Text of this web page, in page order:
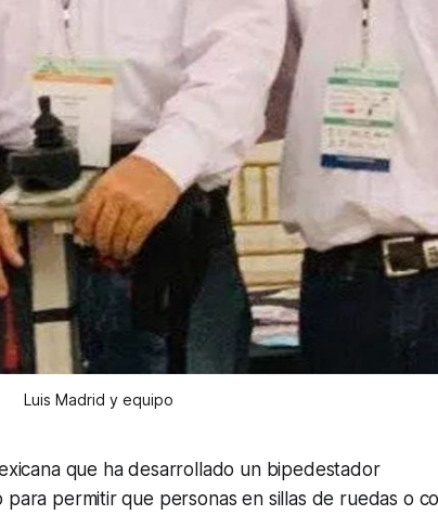
Luis Madrid y equipo
que ha desarrollado un bipedestador
permitir que personas en sillas de ruedas o